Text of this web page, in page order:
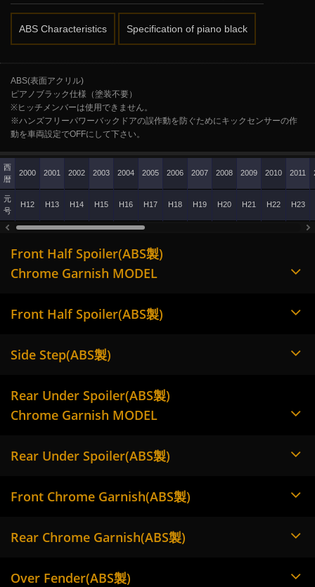
ABS Characteristics Specification of piano black
ABS(表面アクリル)
ピアノブラック仕様（塗装不要）
※ヒッチメンバーは使用できません。
※ハンズフリーパワーバックドアの誤作動を防ぐためにキックセンサーの作
動を車両設定でOFFにして下さい。
西
暦
2000 2001 2002 2003 2004 2005 2006 2007 2008 2009 2010 2011
元
号
H12 H13 H14 H15 H16 H17 H18 H19 H20 H21 H22 H23
Front Half Spoiler(ABS製)
Chrome Garnish MODEL
Front Half Spoiler(ABS製)
Side Step(ABS製)
Rear Under Spoiler(ABS製)
Chrome Garnish MODEL
Rear Under Spoiler(ABS製)
Front Chrome Garnish(ABS製)
Rear Chrome Garnish(ABS製)
Over Fender(ABS製)